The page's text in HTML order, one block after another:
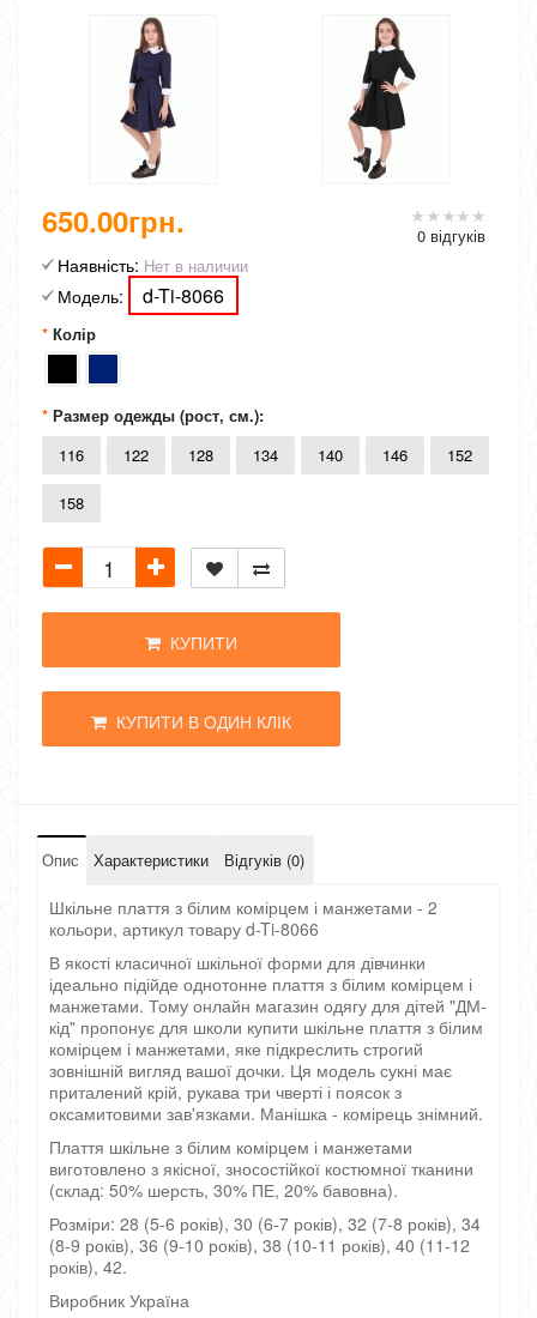
0 відгуків
650.00грн.
Наявність: Нет в наличии
Модель: d-Ti-8066
Колір
Размер одежды (рост, см.):
116
122 128 134 140 146 152
158
КУПИТИ
КУПИТИ В ОДИН КЛІК
Опис Характеристики Відгуків (0)
Шкільне плаття з білим комірцем і манжетами - 2
кольори, артикул товару d-Ti-8066
В якості класичної шкільної форми для дівчинки
ідеально підійде однотонне плаття з білим комірцем і
манжетами. Тому онлайн магазин одягу для дітей "ДМ-
кід" пропонує для школи купити шкільне плаття з білим
комірцем і манжетами, яке підкреслить строгий
зовнішній вигляд вашої дочки. Ця модель сукні має
приталений крій, рукава три чверті і поясок з
оксамитовими зав'язками. Манішка - комірець знімний.
Плаття шкільне з білим комірцем і манжетами
виготовлено з якісної, зносостійкої костюмної тканини
(склад: 50% шерсть, 30% ПЕ, 20% бавовна).
Розміри: 28 (5-6 років), 30 (6-7 років), 32 (7-8 років), 34
(8-9 років), 36 (9-10 років), 38 (10-11 років), 40 (11-12
років), 42.
Виробник Україна